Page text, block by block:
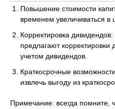
Повышение стоимости
временем увеличиваться в
Корректировка
предлагают
учетом дивидендов.
Краткосрочные
извлечь выгоду из
Примечание: всегда помните,